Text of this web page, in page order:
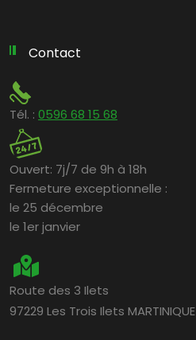
Contact
Tél. : 0596 68 15 68
Ouvert: 7j/7 de 9h à 18h
Fermeture exceptionnelle :
le 25 décembre
le 1er janvier
Route des 3 Ilets
97229 Les Trois Ilets MARTINIQUE